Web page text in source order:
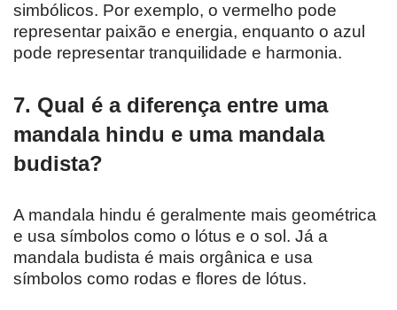
simbólicos. Por exemplo, o vermelho pode
representar paixão e energia, enquanto o azul
pode representar tranquilidade e harmonia.
7. Qual é a diferença entre uma
mandala hindu e uma mandala
budista?
A mandala hindu é geralmente mais geométrica
e usa símbolos como o lótus e o sol. Já a
mandala budista é mais orgânica e usa
símbolos como rodas e flores de lótus.